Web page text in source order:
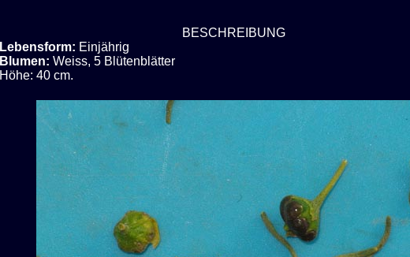
BESCHREIBUNG
Lebensform: Einjährig
Blumen: Weiss, 5 Blütenblätter
Höhe: 40 cm.